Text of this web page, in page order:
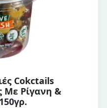
Cokctails
Με Ρίγανη &